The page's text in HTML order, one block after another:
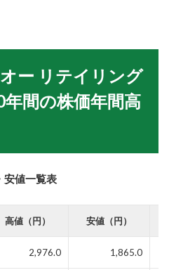
ー リテイリング
年間の株価年間高
安値一覧表
高値（円） 安値（円）
2,976.0 1,865.0